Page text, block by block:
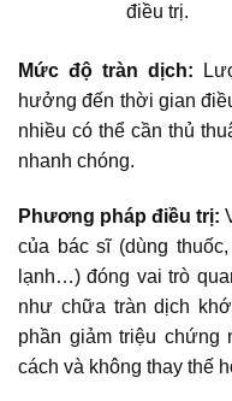
điều trị.
Mức độ tràn dịch:
hưởng đến thời gian
nhiều có thể cần thủ
nhanh chóng.
Phương pháp điều trị:
của bác sĩ (dùng
lạnh…) đóng vai trò
như chữa tràn dịch
phần giảm triệu
cách và không thay thế